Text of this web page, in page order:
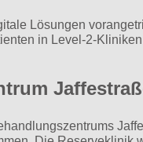
Lösungen
in Level-2-